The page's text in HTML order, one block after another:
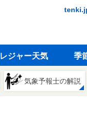
レジャー天気 季
気象予報士の解説